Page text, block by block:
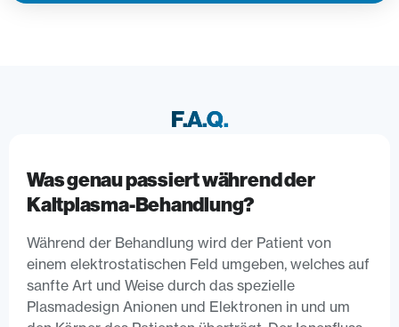
F.A.Q.
Was genau passiert während der
Kaltplasma-Behandlung?
Während der Behandlung wird der Patient von
einem elektrostatischen Feld umgeben, welches auf
sanfte Art und Weise durch das spezielle
Plasmadesign Anionen und Elektronen in und um